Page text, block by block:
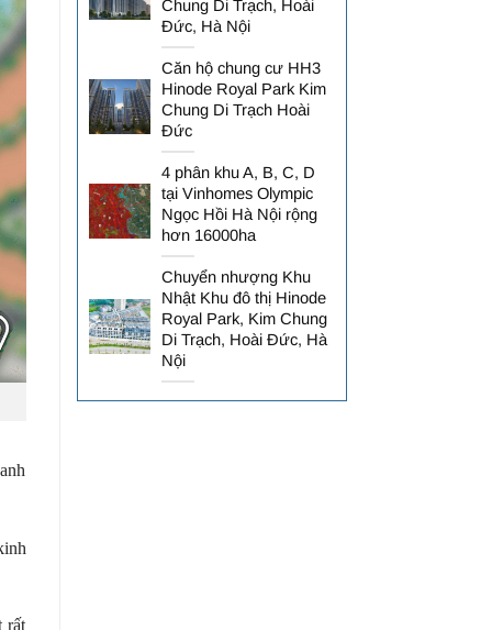
rất
Chung Di Trạch, Hoài
Đức, Hà Nội
Căn hộ chung cư HH3
Hinode Royal Park Kim
Chung Di Trạch Hoài
Đức
4 phân khu A, B, C, D
tại Vinhomes Olympic
Ngọc Hồi Hà Nội rộng
hơn 16000ha
Chuyển nhượng Khu
Nhật Khu đô thị Hinode
Royal Park, Kim Chung
Di Trạch, Hoài Đức, Hà
Nội